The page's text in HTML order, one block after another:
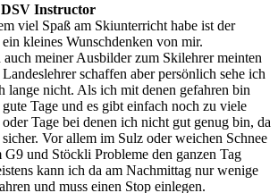
Instructor
viel Spaß am Skiunterricht habe ist der
kleines Wunschdenken von mir.
meiner Ausbilder zum Skilehrer meinten
schaffen aber persönlich sehe ich
lange nicht. Als ich mit denen gefahren bin
Tage und es gibt einfach noch zu viele
Tage bei denen ich nicht gut genug bin, da
Vor allem im Sulz oder weichen Schnee
G9 und Stöckli Probleme den ganzen Tag
kann ich da am Nachmittag nur wenige
und muss einen Stop einlegen.